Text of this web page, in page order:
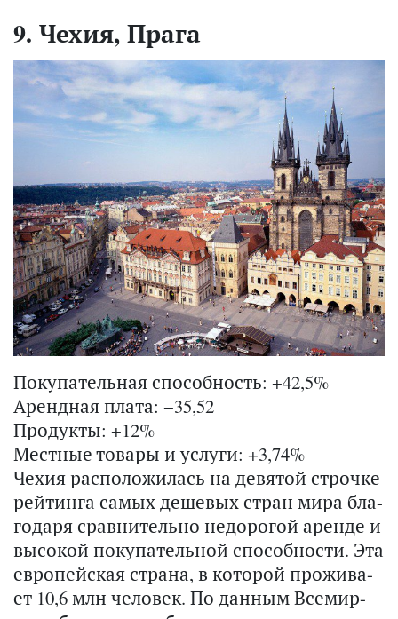
9. Чехия, Прага
Покупательная способность: +42,5%
Арендная плата: −35,52
Продукты: +12%
Местные товары и услуги: +3,74%
Чехия рас­по­ло­жи­лась на де­вя­той строч­ке
рей­тин­га самых де­ше­вых стран мира бла­
го­да­ря срав­ни­тель­но недо­ро­гой арен­де и
вы­со­кой по­ку­па­тель­ной спо­соб­но­сти. Эта
ев­ро­пей­ская стра­на, в ко­то­рой про­жи­ва­
ет 10,6 млн че­ло­век. По дан­ным Все­мир­